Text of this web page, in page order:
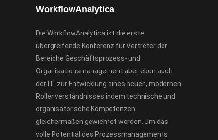
WorkflowAnalytica
Die WorkflowAnalytica ist die erste
übergreifende Konferenz für Vertreter der
Bereiche Geschäftsprozess- und
Organisationsmanagement aber eben auch
der IT zur Entwicklung eines neuen, modernen
Rollenverständnisses indem technische und
organisatorische Kompetenzen
gleichermaßen gewichtet werden. Um das
volle Potential des Prozessmanagements